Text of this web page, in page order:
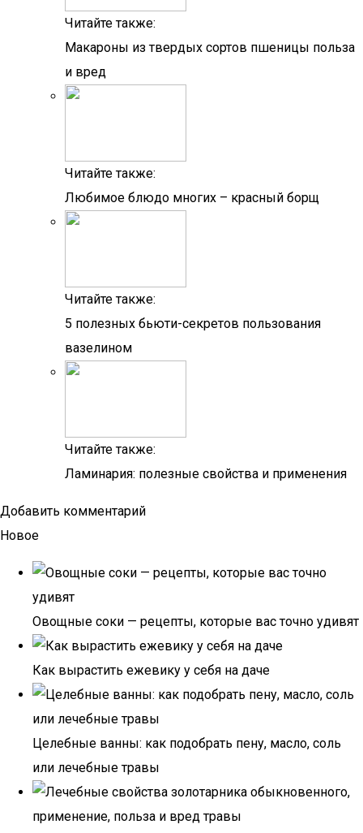
Читайте также:
Макароны из твердых сортов пшеницы польза
и вред
Читайте также:
Любимое блюдо многих – красный борщ
Читайте также:
5 полезных бьюти-секретов пользования
вазелином
Читайте также:
Ламинария: полезные свойства и применения
Добавить комментарий
Новое
Овощные соки — рецепты, которые вас точно удивят
Как вырастить ежевику у себя на даче
Целебные ванны: как подобрать пену, масло, соль
или лечебные травы